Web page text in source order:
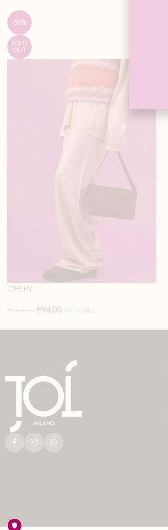
-50%
SOLD
OUT
CHERY
€94.00